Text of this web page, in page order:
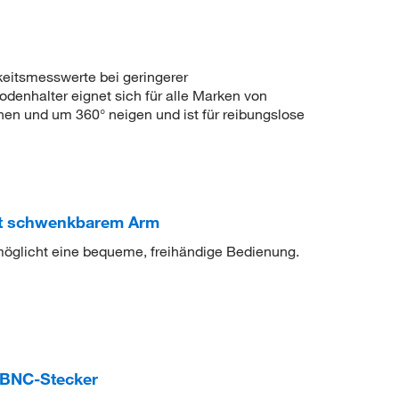
bei geringerer
eignet sich für alle Marken von
und um 360° neigen und ist für reibungslose
Arm
eine bequeme, freihändige Bedienung.
Stecker